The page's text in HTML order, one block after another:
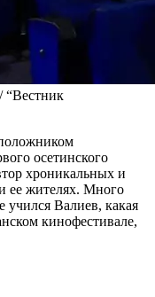
“Вестник
осетинского
хроникальных и
ее жителях. Много
учился Валиев, какая
кинофестивале,